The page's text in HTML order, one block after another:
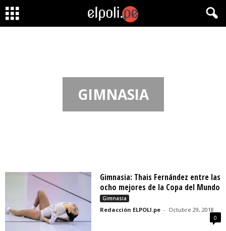
GIMNASIA
Gimnasia: Thais Fernández entre las
ocho mejores de la Copa del Mundo
Gimnasia
Redacción ELPOLI.pe - Octubre 29, 2018
0